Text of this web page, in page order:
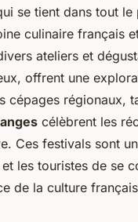
se tient dans tout le
culinaire français
ateliers et
offrent une
cépages régionaux,
célèbrent les
Ces festivals sont
les touristes de se
de la culture